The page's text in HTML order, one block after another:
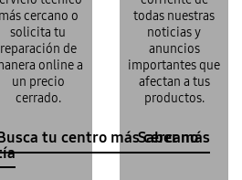
más cercano o
solicita tu
reparación de
online a
un precio
cerrado.
tu centro más cercano
todas nuestras
noticias y
anuncios
importantes que
afectan a tus
productos.
Saber más